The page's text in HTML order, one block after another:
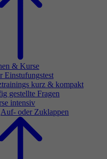
& Kurse
Einstufungstest
kurz & kompakt
gestellte Fragen
intensiv
Auf- oder Zuklappen